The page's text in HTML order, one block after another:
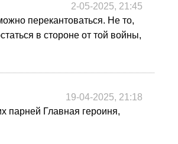
2-05-2025, 21:45
перекантоваться. Не то,
в стороне от той войны,
19-04-2025, 21:18
парней Главная героиня,